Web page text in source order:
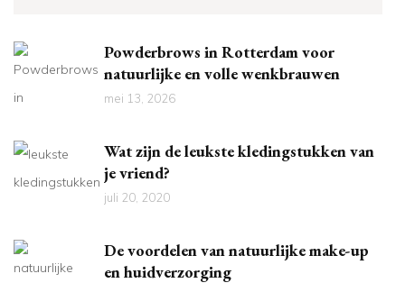
Powderbrows in Rotterdam voor
natuurlijke en volle wenkbrauwen
mei 13, 2026
Wat zijn de leukste kledingstukken van
je vriend?
juli 20, 2020
De voordelen van natuurlijke make-up
en huidverzorging